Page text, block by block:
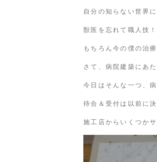
自分の知らない世界
獣医を忘れて職人技
もちろん今の僕の治
さて、病院建築にあ
今日はそんな一つ、
待合＆受付は以前に
施工店からいくつか